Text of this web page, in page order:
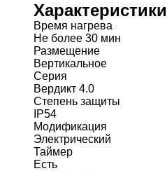
Характеристики
Время нагрева
Не более 30 мин
Размещение
Вертикальное
Серия
Вердикт 4.0
Степень защиты
IP54
Модификация
Электрический
Таймер
Есть